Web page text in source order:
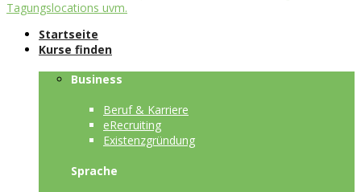
Startseite
Kurse finden
Business
Beruf & Karriere
eRecruiting
Existenzgründung
Sprache